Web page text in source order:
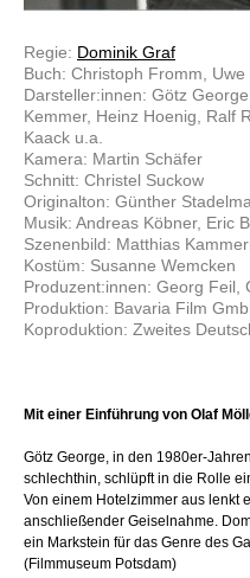
Regie: Dominik Graf
Buch: Christoph Fromm, Uwe
Darsteller:innen: Götz
Kemmer, Heinz Hoenig, Ralf
Kaack u.a.
Kamera: Martin Schäfer
Schnitt: Christel Suckow
Originalton: Günther
Musik: Andreas Köbner, Eric
Szenenbild: Matthias
Kostüm: Susanne Wemcken
Produzent:innen: Georg Feil,
Produktion: Bavaria Film
Koproduktion: Zweites
Mit einer Einführung von Olaf
Götz George, in den 1980er-
schlechthin, schlüpft in die Rolle
Von einem Hotelzimmer aus lenkt
anschließender Geiselnahme.
ein Markstein für das Genre des
(Filmmuseum Potsdam)